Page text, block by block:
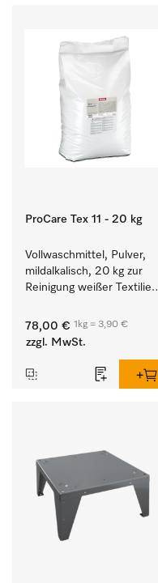
ProCare Tex 11 - 20 kg
Vollwaschmittel, Pulver,
mildalkalisch, 20 kg zur
Reinigung weißer Textilien
Buntwäsche.
78,00 € 1kg = 3,90 €
zzgl. MwSt.